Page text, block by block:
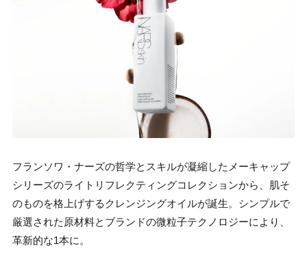
フランソワ・ナーズの哲学とスキルが凝縮したメーキャップ
シリーズのライトリフレクティングコレクションから、肌そ
のものを格上げするクレンジングオイルが誕生。シンプルで
厳選された原材料とブランドの微粒子テクノロジーにより、
革新的な1本に。